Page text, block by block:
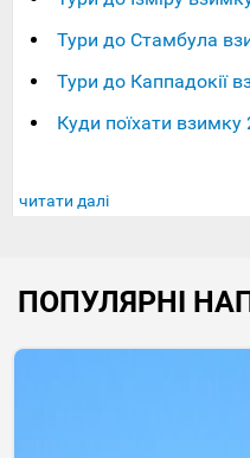
Тури до Стамбула
Тури до Каппадокії
Куди поїхати взимку
читати далі
ПОПУЛЯРНІ